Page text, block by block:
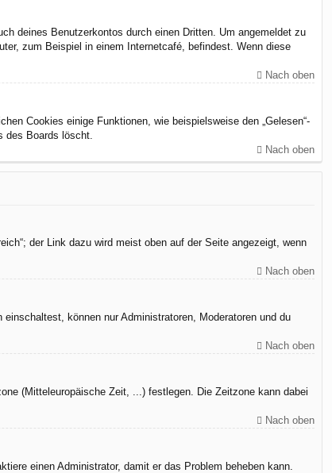
deines Benutzerkontos durch einen Dritten. Um angemeldet zu
zum Beispiel in einem Internetcafé, befindest. Wenn diese
Nach oben
Cookies einige Funktionen, wie beispielsweise den „Gelesen“-
des Boards löscht.
Nach oben
der Link dazu wird meist oben auf der Seite angezeigt, wenn
Nach oben
können nur Administratoren, Moderatoren und du
Nach oben
(Mitteleuropäische Zeit, ...) festlegen. Die Zeitzone kann dabei
Nach oben
einen Administrator, damit er das Problem beheben kann.